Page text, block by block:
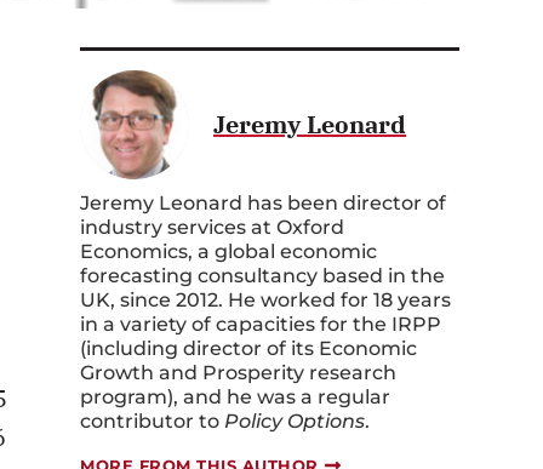
Jeremy Leonard
Jeremy Leonard has been director of
industry services at Oxford
Economics, a global economic
forecasting consultancy based in the
UK, since 2012. He worked for 18 years
in a variety of capacities for the IRPP
(including director of its Economic
Growth and Prosperity research
program), and he was a regular
contributor to Policy Options.